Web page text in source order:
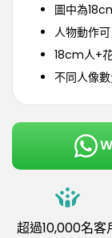
圖中為
人物動作
18cm人+
不同人像
超過10,000名客